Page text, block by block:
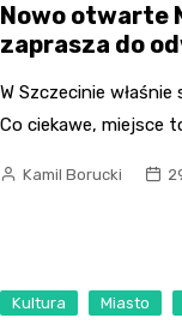
Nowo otwarte
zaprasza do
W Szczecinie
Co ciekawe, miejsce
Kamil Borucki
Kultura Miasto